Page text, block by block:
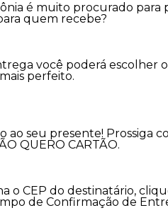
é muito procurado
quem recebe?
você poderá
perfeito.
seu presente! Prossiga
QUERO CARTÃO.
o CEP do destinatário,
de Confirmação de